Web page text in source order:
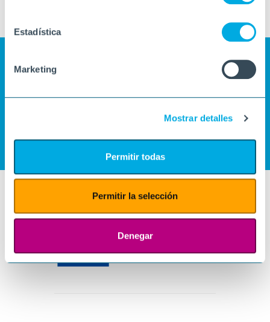
Estadística
Marketing
Mostrar detalles
Permitir todas
Permitir la selección
Denegar